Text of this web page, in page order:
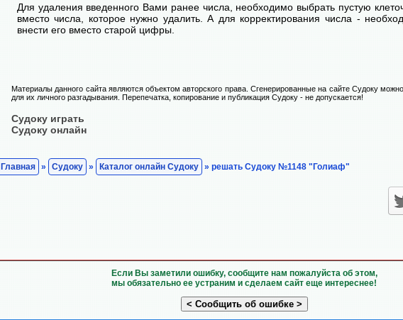
Для удаления введенного Вами ранее числа, необходимо выбрать пустую
вместо числа, которое нужно удалить. А для корректирования числа -
внести его вместо старой цифры.
Материалы данного сайта являются объектом авторского права. Сгенерированные на сайте Судоку
для их личного разгадывания. Перепечатка, копирование и публикация Судоку - не допускается!
Судоку играть
Судоку онлайн
Главная » Судоку » Каталог онлайн Судоку » решать Судоку №1148 "Голиаф"
Если Вы заметили ошибку, сообщите нам пожалуйста об этом,
мы обязательно ее устраним и сделаем сайт еще интереснее!